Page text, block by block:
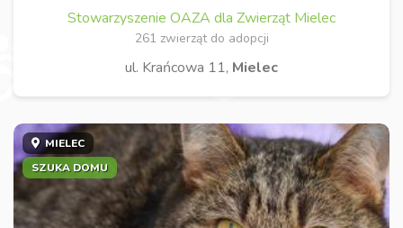
Stowarzyszenie OAZA dla Zwierząt Mielec
261 zwierząt do adopcji
ul. Krańcowa 11, Mielec
MIELEC
SZUKA DOMU